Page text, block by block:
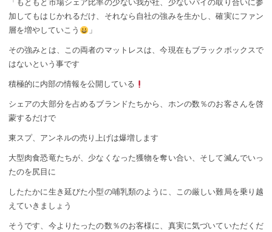
加してもはじかれるだけ、それなら自社の強みを生かし、確実にファン
層を増やしていこう
」
その強みとは、この両者のマットレスは、今現在もブラックボックスで
はないという事です
積極的に内部の情報を公開している
シェアの大部分を占めるブランドたちから、ホンの数％のお客さんを啓
蒙するだけで
東スプ、アンネルの売り上げは爆増します
大型肉食恐竜たちが、少なくなった獲物を奪い合い、そして滅んでいっ
たのを尻目に
したたかに生き延びた小型の哺乳類のように、この厳しい難局を乗り越
えていきましょう
そうです、今よりたったの数％のお客様に、真実に気づいていただくだ